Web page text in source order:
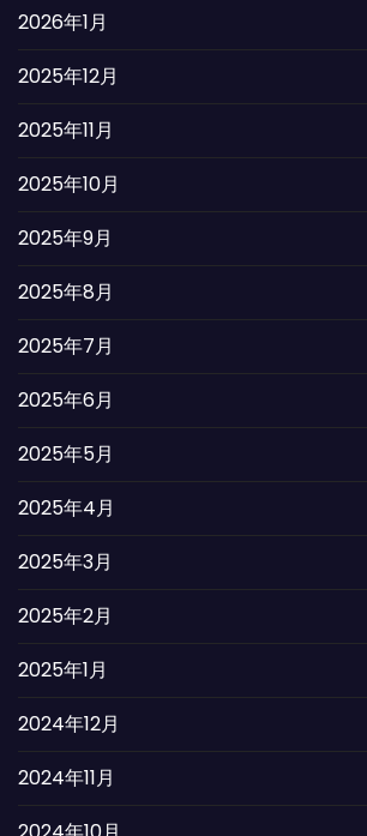
2026年1月
2025年12月
2025年11月
2025年10月
2025年9月
2025年8月
2025年7月
2025年6月
2025年5月
2025年4月
2025年3月
2025年2月
2025年1月
2024年12月
2024年11月